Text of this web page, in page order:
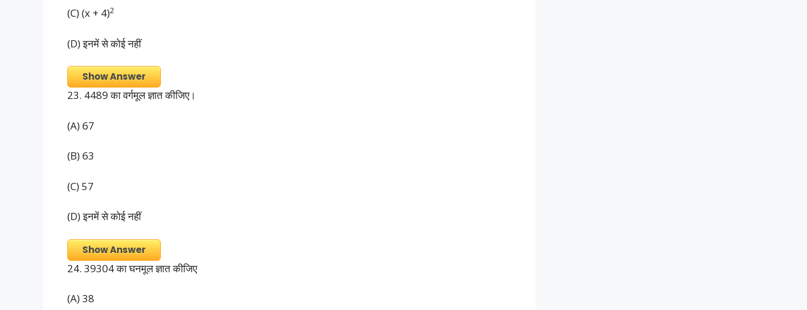
(C) (x + 4)2
(D) इनमें से कोई नहीं
Show Answer
23. 4489 का वर्गमूल ज्ञात कीजिए।
(A) 67
(B) 63
(C) 57
(D) इनमें से कोई नहीं
Show Answer
24. 39304 का घनमूल ज्ञात कीजिए
(A) 38